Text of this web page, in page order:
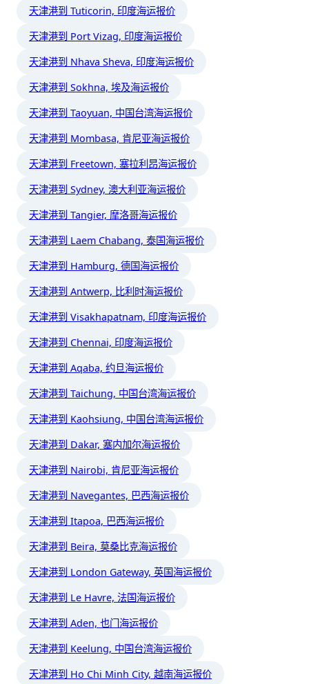
天津港到 Tuticorin, 印度海运报价
天津港到 Port Vizag, 印度海运报价
天津港到 Nhava Sheva, 印度海运报价
天津港到 Sokhna, 埃及海运报价
天津港到 Taoyuan, 中国台湾海运报价
天津港到 Mombasa, 肯尼亚海运报价
天津港到 Freetown, 塞拉利昂海运报价
天津港到 Sydney, 澳大利亚海运报价
天津港到 Tangier, 摩洛哥海运报价
天津港到 Laem Chabang, 泰国海运报价
天津港到 Hamburg, 德国海运报价
天津港到 Antwerp, 比利时海运报价
天津港到 Visakhapatnam, 印度海运报价
天津港到 Chennai, 印度海运报价
天津港到 Aqaba, 约旦海运报价
天津港到 Taichung, 中国台湾海运报价
天津港到 Kaohsiung, 中国台湾海运报价
天津港到 Dakar, 塞内加尔海运报价
天津港到 Nairobi, 肯尼亚海运报价
天津港到 Navegantes, 巴西海运报价
天津港到 Itapoa, 巴西海运报价
天津港到 Beira, 莫桑比克海运报价
天津港到 London Gateway, 英国海运报价
天津港到 Le Havre, 法国海运报价
天津港到 Aden, 也门海运报价
天津港到 Keelung, 中国台湾海运报价
天津港到 Ho Chi Minh City, 越南海运报价